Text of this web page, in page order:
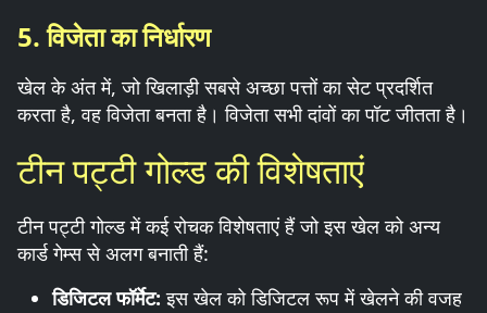
5. विजेता का निर्धारण
खेल के अंत में, जो खिलाड़ी सबसे अच्छा पत्तों का सेट प्रदर्शित
करता है, वह विजेता बनता है। विजेता सभी दांवों का पॉट जीतता है।
टीन पट्टी गोल्ड की विशेषताएं
टीन पट्टी गोल्ड में कई रोचक विशेषताएं हैं जो इस खेल को अन्य
कार्ड गेम्स से अलग बनाती हैं:
डिजिटल फॉर्मेट: इस खेल को डिजिटल रूप में खेलने की वजह